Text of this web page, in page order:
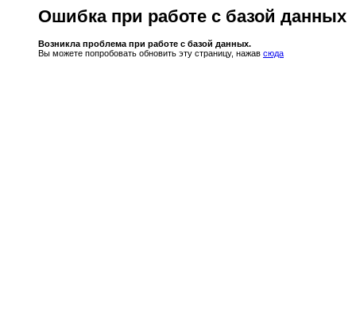
Ошибка при работе с базой данных
Возникла проблема при работе с базой данных.
Вы можете попробовать обновить эту страницу, нажав сюда